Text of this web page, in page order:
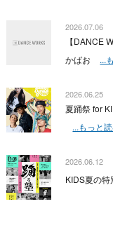
2026.07.06
【DANCE
かばお
...
2026.06.25
夏踊祭 for
...もっと
2026.06.12
KIDS夏の